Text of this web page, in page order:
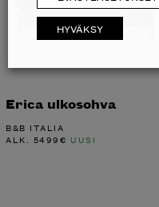
Erica ulkosohva
B&B ITALIA
ALK. 5499€ UUSI
HYVÄKSY